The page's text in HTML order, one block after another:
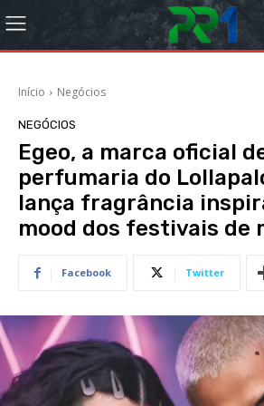
Início Negócios
NEGÓCIOS
Egeo, a marca oficial
perfumaria do
lança fragrância
mood dos festivais de
Facebook Twitter